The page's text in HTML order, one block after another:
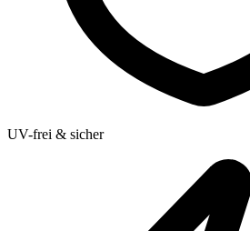
UV-frei & sicher